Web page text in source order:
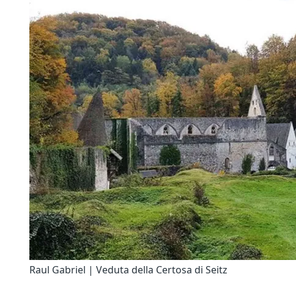
Raul Gabriel | Veduta della Certosa di Seitz